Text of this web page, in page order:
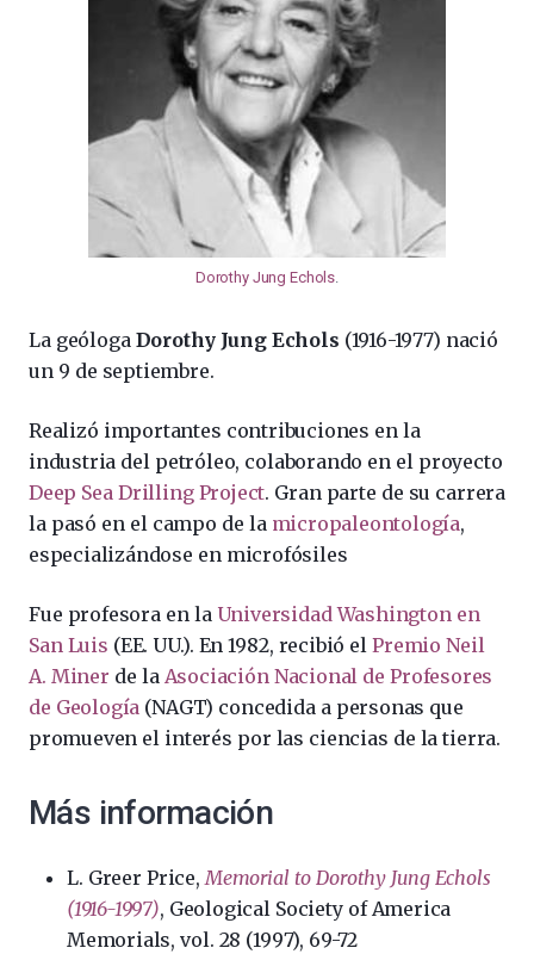
Dorothy Jung Echols.
La geóloga Dorothy Jung Echols (1916-1977) nació
un 9 de septiembre.
Realizó importantes contribuciones en la
industria del petróleo, colaborando en el proyecto
Deep Sea Drilling Project. Gran parte de su carrera
la pasó en el campo de la micropaleontología,
especializándose en microfósiles
Fue profesora en la Universidad Washington en
San Luis (EE. UU.). En 1982, recibió elPremio Neil
A. Miner de la Asociación Nacional de Profesores
de Geología (NAGT) concedida a personas que
promueven el interés por las ciencias de la tierra.
Más información
L. Greer Price,Memorial to Dorothy Jung Echols
(1916-1997), Geological Society of America
Memorials, vol. 28 (1997), 69-72